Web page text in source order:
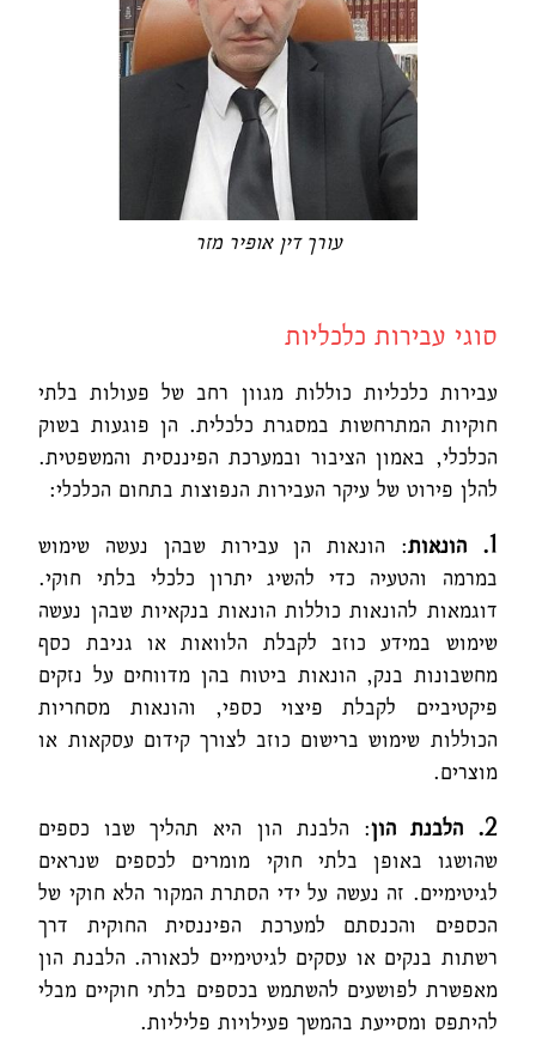
עורך דין אופיר מזר
סוגי עבירות כלכליות
עבירות כלכליות כוללות מגוון רחב של פעולות בלתי
חוקיות המתרחשות במסגרת כלכלית. הן פוגעות בשוק
הכלכלי, באמון הציבור ובמערכת הפיננסית והמשפטית.
להלן פירוט של עיקר העבירות הנפוצות בתחום הכלכלי:
1. הונאות
: הונאות הן עבירות שבהן נעשה שימוש
במרמה והטעיה כדי להשיג יתרון כלכלי בלתי חוקי.
דוגמאות להונאות כוללות הונאות בנקאיות שבהן נעשה
שימוש במידע כוזב לקבלת הלוואות או גניבת כסף
מחשבונות בנק, הונאות ביטוח בהן מדווחים על נזקים
פיקטיביים לקבלת פיצוי כספי, והונאות מסחריות
הכוללות שימוש ברישום כוזב לצורך קידום עסקאות או
מוצרים.
2. הלבנת הון
: הלבנת הון היא תהליך שבו כספים
שהושגו באופן בלתי חוקי מומרים לכספים שנראים
לגיטימיים. זה נעשה על ידי הסתרת המקור הלא חוקי של
הכספים והכנסתם למערכת הפיננסית החוקית דרך
רשתות בנקים או עסקים לגיטימיים לכאורה. הלבנת הון
מאפשרת לפושעים להשתמש בכספים בלתי חוקיים מבלי
להיתפס ומסייעת בהמשך פעילויות פליליות.